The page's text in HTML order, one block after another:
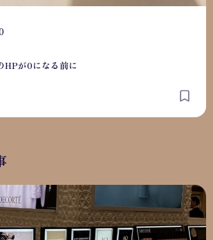
HPが0になる前に
に気付いていますか？